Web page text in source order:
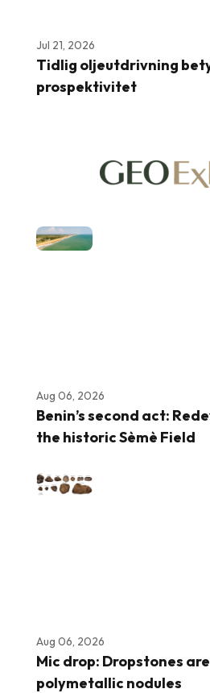
Jul 21, 2026
Tidlig oljeutdrivning
prospektivitet
Aug 06, 2026
Benin’s second act:
the historic Sèmè Field
Aug 06, 2026
Mic drop: Dropstones
polymetallic nodules